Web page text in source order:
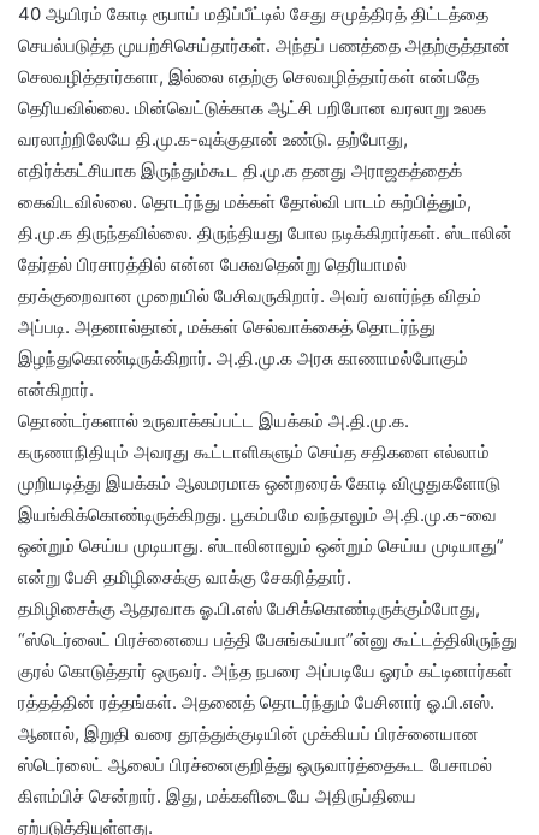
40 ஆயிரம் கோடி ரூபாய் மதிப்பீட்டில் சேது சமுத்திரத் திட்டத்தை
செயல்படுத்த முயற்சிசெய்தார்கள். அந்தப் பணத்தை அதற்குத்தான்
செலவழித்தார்களா, இல்லை எதற்கு செலவழித்தார்கள் என்பதே
தெரியவில்லை. மின்வெட்டுக்காக ஆட்சி பறிபோன வரலாறு உலக
வரலாற்றிலேயே தி.மு.க-வுக்குதான் உண்டு. தற்போது,
எதிர்க்கட்சியாக இருந்தும்கூட தி.மு.க தனது அராஜகத்தைக்
கைவிடவில்லை. தொடர்ந்து மக்கள் தோல்வி பாடம் கற்பித்தும்,
தி.மு.க திருந்தவில்லை. திருந்தியது போல நடிக்கிறார்கள். ஸ்டாலின்
தேர்தல் பிரசாரத்தில் என்ன பேசுவதென்று தெரியாமல்
தரக்குறைவான முறையில் பேசிவருகிறார். அவர் வளர்ந்த விதம்
அப்படி. அதனால்தான், மக்கள் செல்வாக்கைத் தொடர்ந்து
இழந்துகொண்டிருக்கிறார். அ.தி.மு.க அரசு காணாமல்போகும்
என்கிறார்.
தொண்டர்களால் உருவாக்கப்பட்ட இயக்கம் அ.தி.மு.க.
கருணாநிதியும் அவரது கூட்டாளிகளும் செய்த சதிகளை எல்லாம்
முறியடித்து இயக்கம் ஆலமரமாக ஒன்றரைக் கோடி விழுதுகளோடு
இயங்கிக்கொண்டிருக்கிறது. பூகம்பமே வந்தாலும் அ.தி.மு.க-வை
ஒன்றும் செய்ய முடியாது. ஸ்டாலினாலும் ஒன்றும் செய்ய முடியாது”
என்று பேசி தமிழிசைக்கு வாக்கு சேகரித்தார்.
தமிழிசைக்கு ஆதரவாக ஓ.பி.எஸ் பேசிக்கொண்டிருக்கும்போது,
“ஸ்டெர்லைட் பிரச்னையை பத்தி பேசுங்கய்யா”ன்னு கூட்டத்திலிருந்து
குரல் கொடுத்தார் ஒருவர். அந்த நபரை அப்படியே ஓரம் கட்டினார்கள்
ரத்தத்தின் ரத்தங்கள். அதனைத் தொடர்ந்தும் பேசினார் ஓ.பி.எஸ்.
ஆனால், இறுதி வரை தூத்துக்குடியின் முக்கியப் பிரச்னையான
ஸ்டெர்லைட் ஆலைப் பிரச்னைகுறித்து ஒருவார்த்தைகூட பேசாமல்
கிளம்பிச் சென்றார். இது, மக்களிடையே அதிருப்தியை
ஏற்படுத்தியுள்ளது.